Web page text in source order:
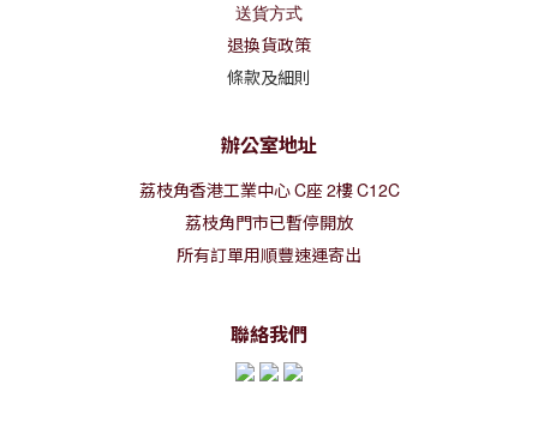
送貨方式
退換貨政策
條款及細則
辦公室地址
荔枝角香港工業中心C座2樓C12C
荔枝角門市已暫停開放
所有訂單用順豐速運寄出
聯絡我們